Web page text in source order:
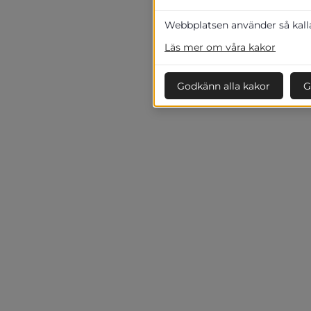
Webbplatsen använder så
Läs mer om våra kakor
Godkänn alla kakor